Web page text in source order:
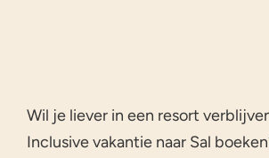
Wil je liever in een resort
Inclusive vakantie naar Sal